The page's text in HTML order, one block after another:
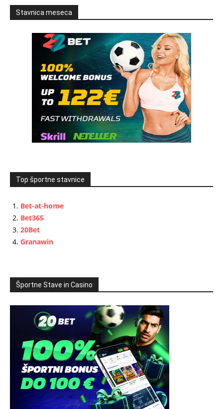
Stavnica meseca
Top športne stavnice
Bet-at-home
Bet365
20Bet
Granawin
Športne Stave in Casino